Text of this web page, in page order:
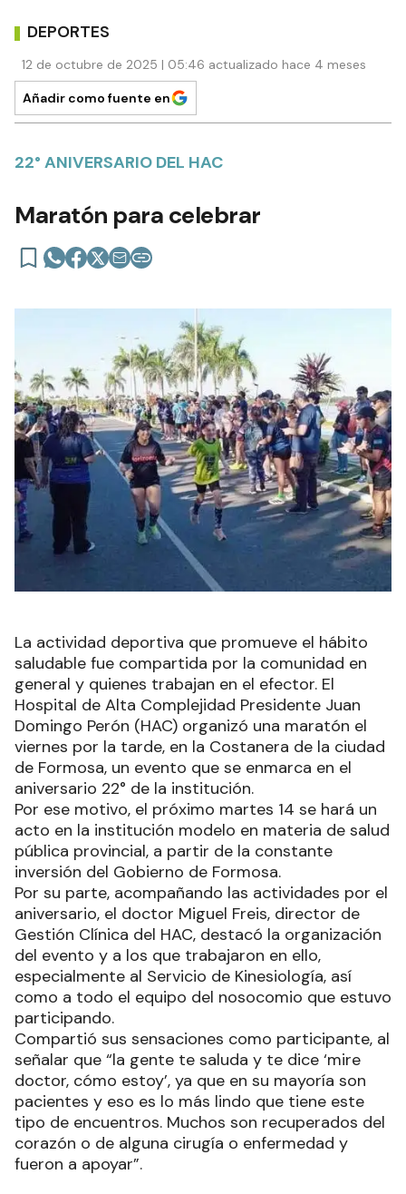
DEPORTES
12 de octubre de 2025 | 05:46 actualizado hace 4 meses
Añadir como fuente en
22° ANIVERSARIO DEL HAC
Maratón para celebrar
La actividad deportiva que promueve el hábito
saludable fue compartida por la comunidad en
general y quienes trabajan en el efector. El
Hospital de Alta Complejidad Presidente Juan
Domingo Perón (HAC) organizó una maratón el
viernes por la tarde, en la Costanera de la ciudad
de Formosa, un evento que se enmarca en el
aniversario 22° de la institución.
Por ese motivo, el próximo martes 14 se hará un
acto en la institución modelo en materia de salud
pública provincial, a partir de la constante
inversión del Gobierno de Formosa.
Por su parte, acompañando las actividades por el
aniversario, el doctor Miguel Freis, director de
Gestión Clínica del HAC, destacó la organización
del evento y a los que trabajaron en ello,
especialmente al Servicio de Kinesiología, así
como a todo el equipo del nosocomio que estuvo
participando.
Compartió sus sensaciones como participante, al
señalar que “la gente te saluda y te dice ‘mire
doctor, cómo estoy’, ya que en su mayoría son
pacientes y eso es lo más lindo que tiene este
tipo de encuentros. Muchos son recuperados del
corazón o de alguna cirugía o enfermedad y
fueron a apoyar”.